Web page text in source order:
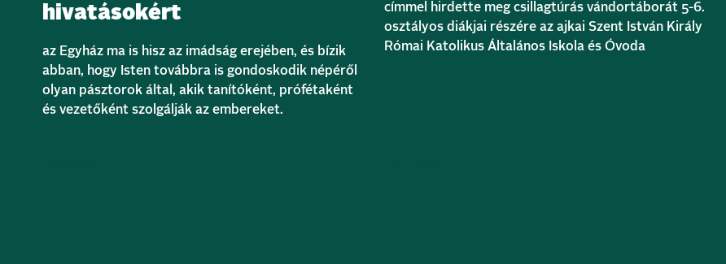
hivatásokért
az Egyház ma is hisz az imádság erejében, és bízik
abban, hogy Isten továbbra is gondoskodik népéről
olyan pásztorok által, akik tanítóként, prófétaként
és vezetőként szolgálják az embereket.
címmel hirdette meg csillagtúrás vándortáborát 5-6.
osztályos diákjai részére az ajkai Szent István Király
Római Katolikus Általános Iskola és Óvoda